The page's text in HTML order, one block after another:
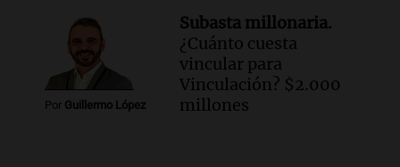
Novalí finalizan y se normaliza el
suministro de agua en San Luis
Panorama Federal
Episodios
Audio.Docentes de Jujuy enfrentan
descuentos de salarios de hasta 700.000
Por Guillermo López
Subasta millonaria.
¿Cuánto cuesta
vincular para
Vinculación? $2.000
millones